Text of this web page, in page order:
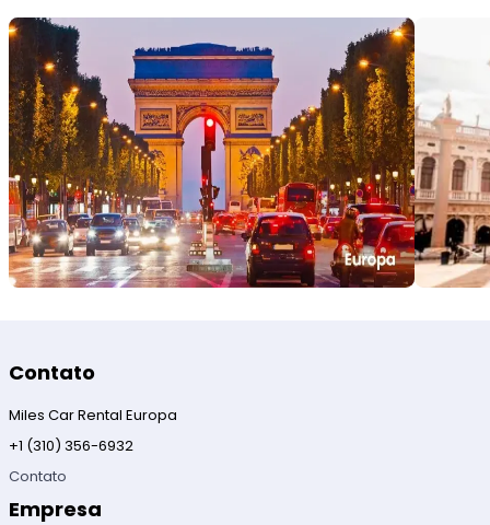
Contato
Miles Car Rental Europa
+1 (310) 356-6932
Contato
Empresa